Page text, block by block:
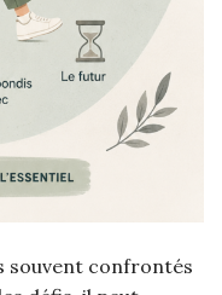
souvent confrontés